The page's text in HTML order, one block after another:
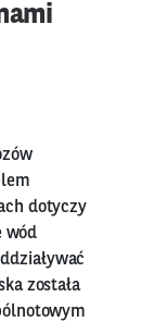
dotyczy
wód
została